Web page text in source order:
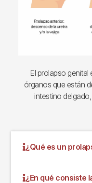
El prolapso genital
órganos que están
intestino
¿Qué es un
¿En qué consiste